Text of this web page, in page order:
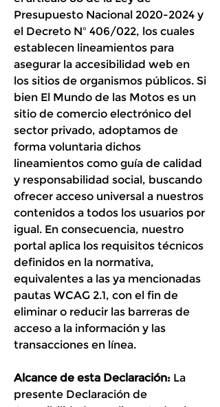
Presupuesto Nacional 2020-2024 y
el Decreto Nº 406/022, los cuales
establecen lineamientos para
asegurar la accesibilidad web en
los sitios de organismos públicos. Si
bien El Mundo de las Motos es un
sitio de comercio electrónico del
sector privado, adoptamos de
forma voluntaria dichos
lineamientos como guía de calidad
y responsabilidad social, buscando
ofrecer acceso universal a nuestros
contenidos a todos los usuarios por
igual. En consecuencia, nuestro
portal aplica los requisitos técnicos
definidos en la normativa,
equivalentes a las ya mencionadas
pautas WCAG 2.1, con el fin de
eliminar o reducir las barreras de
acceso a la información y las
transacciones en línea.
Alcance de esta Declaración: La
presente Declaración de